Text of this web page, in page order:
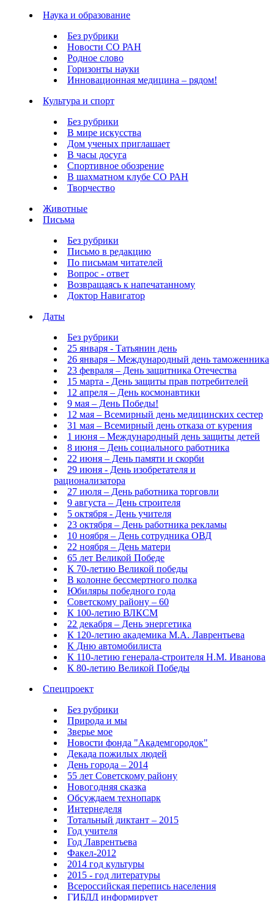
Наука и образование
Без рубрики
Новости СО РАН
Родное слово
Горизонты науки
Инновационная медицина – рядом!
Культура и спорт
Без рубрики
В мире искусства
Дом ученых приглашает
В часы досуга
Спортивное обозрение
В шахматном клубе СО РАН
Творчество
Животные
Письма
Без рубрики
Письмо в редакцию
По письмам читателей
Вопрос - ответ
Возвращаясь к напечатанному
Доктор Навигатор
Даты
Без рубрики
25 января - Татьянин день
26 января – Международный день таможенника
23 февраля – День защитника Отечества
15 марта - День защиты прав потребителей
12 апреля – День космонавтики
9 мая – День Победы!
12 мая – Всемирный день медицинских сестер
31 мая – Всемирный день отказа от курения
1 июня – Международный день защиты детей
8 июня – День социального работника
22 июня – День памяти и скорби
29 июня - День изобретателя и
рационализатора
27 июля – День работника торговли
9 августа – День строителя
5 октября - День учителя
23 октября – День работника рекламы
10 ноября – День сотрудника ОВД
22 ноября – День матери
65 лет Великой Победе
К 70-летию Великой победы
В колонне бессмертного полка
Юбиляры победного года
Советскому району – 60
К 100-летию ВЛКСМ
22 декабря – День энергетика
К 120-летию академика М.А. Лаврентьева
К Дню автомобилиста
К 110-летию генерала-строителя Н.М. Иванова
К 80-летию Великой Победы
Спецпроект
Без рубрики
Природа и мы
Зверье мое
Новости фонда "Академгородок"
Декада пожилых людей
День города – 2014
55 лет Советскому району
Новогодняя сказка
Обсуждаем технопарк
Интернеделя
Тотальный диктант – 2015
Год учителя
Год Лаврентьева
Факел-2012
2014 год культуры
2015 - год литературы
Всероссийская перепись населения
ГИБДД информирует